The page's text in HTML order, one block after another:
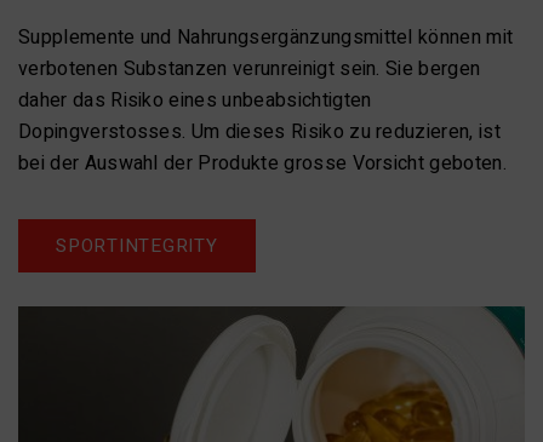
Supplemente und Nahrungsergänzungsmittel können mit
verbotenen Substanzen verunreinigt sein. Sie bergen
daher das Risiko eines unbeabsichtigten
Dopingverstosses. Um dieses Risiko zu reduzieren, ist
bei der Auswahl der Produkte grosse Vorsicht geboten.
SPORTINTEGRITY